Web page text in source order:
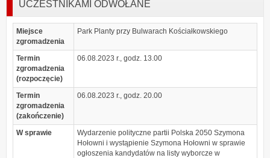
UCZESTNIKAMI ODWOŁANE
Miejsce
zgromadzenia
Park Planty przy Bulwarach Kościałkowskiego
Termin
zgromadzenia
(rozpoczęcie)
06.08.2023 r., godz. 13.00
Termin
zgromadzenia
(zakończenie)
06.08.2023 r., godz. 20.00
W sprawie
Wydarzenie polityczne partii Polska 2050 Szymona
Hołowni i wystąpienie Szymona Hołowni w sprawie
ogłoszenia kandydatów na listy wyborcze w